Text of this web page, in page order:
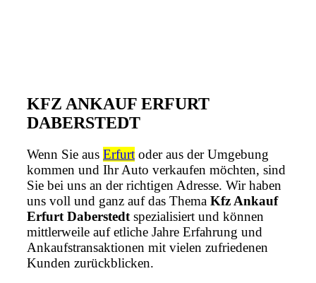
KFZ ANKAUF ERFURT
DABERSTEDT
Wenn Sie aus Erfurt oder aus der Umgebung
kommen und Ihr Auto verkaufen möchten, sind
Sie bei uns an der richtigen Adresse. Wir haben
uns voll und ganz auf das Thema Kfz Ankauf
Erfurt Daberstedt spezialisiert und können
mittlerweile auf etliche Jahre Erfahrung und
Ankaufstransaktionen mit vielen zufriedenen
Kunden zurückblicken.